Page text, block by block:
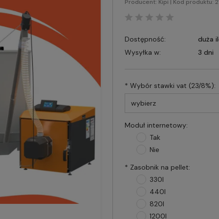
Producent: Kipi | Kod produktu:
Dostępność:
duża
Wysyłka w:
3 dni
* Wybór stawki vat (23/8%):
Moduł internetowy:
Tak
Nie
* Zasobnik na pellet:
330l
440l
820l
1200l